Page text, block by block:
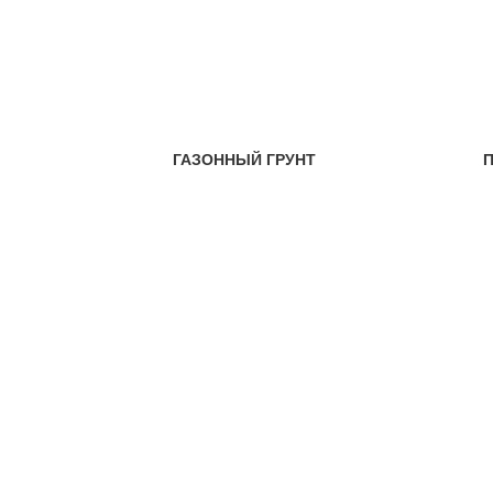
ГАЗОННЫЙ ГРУНТ